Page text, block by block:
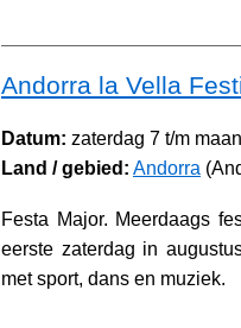
Andorra la Vella
Datum: zaterdag 7 t/m
Land / gebied: Andorra
Festa Major. Meerdaags
eerste zaterdag in
met sport, dans en muziek.